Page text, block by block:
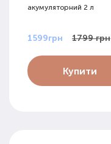
акумуляторний 2 л
1599грн 1799 грн
Купити